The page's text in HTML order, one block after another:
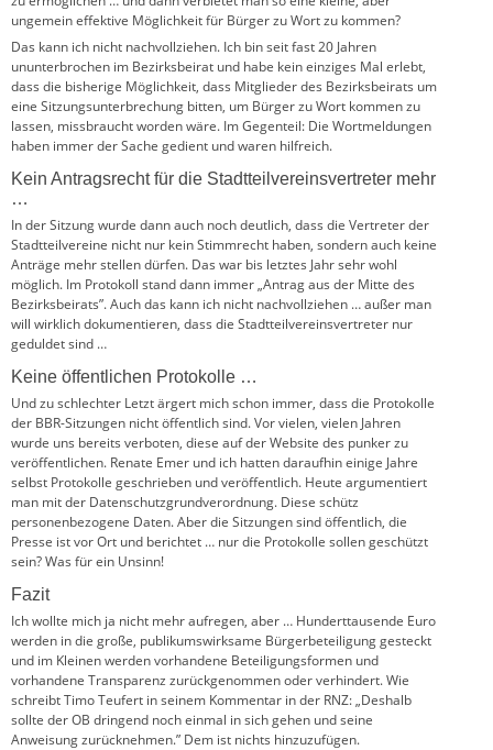
ungemein effektive Möglichkeit für Bürger zu Wort zu kommen?
Das kann ich nicht nachvollziehen. Ich bin seit fast 20 Jahren
ununterbrochen im Bezirksbeirat und habe kein einziges Mal erlebt,
dass die bisherige Möglichkeit, dass Mitglieder des Bezirksbeirats um
eine Sitzungsunterbrechung bitten, um Bürger zu Wort kommen zu
lassen, missbraucht worden wäre. Im Gegenteil: Die Wortmeldungen
haben immer der Sache gedient und waren hilfreich.
Kein Antragsrecht für die Stadtteilvereinsvertreter mehr
…
In der Sitzung wurde dann auch noch deutlich, dass die Vertreter der
Stadtteilvereine nicht nur kein Stimmrecht haben, sondern auch keine
Anträge mehr stellen dürfen. Das war bis letztes Jahr sehr wohl
möglich. Im Protokoll stand dann immer „Antrag aus der Mitte des
Bezirksbeirats”. Auch das kann ich nicht nachvollziehen … außer man
will wirklich dokumentieren, dass die Stadtteilvereinsvertreter nur
geduldet sind …
Keine öffentlichen Protokolle …
Und zu schlechter Letzt ärgert mich schon immer, dass die Protokolle
der BBR-Sitzungen nicht öffentlich sind. Vor vielen, vielen Jahren
wurde uns bereits verboten, diese auf der Website des punker zu
veröffentlichen. Renate Emer und ich hatten daraufhin einige Jahre
selbst Protokolle geschrieben und veröffentlich. Heute argumentiert
man mit der Datenschutzgrundverordnung. Diese schütz
personenbezogene Daten. Aber die Sitzungen sind öffentlich, die
Presse ist vor Ort und berichtet … nur die Protokolle sollen geschützt
sein? Was für ein Unsinn!
Fazit
Ich wollte mich ja nicht mehr aufregen, aber … Hunderttausende Euro
werden in die große, publikumswirksame Bürgerbeteiligung gesteckt
und im Kleinen werden vorhandene Beteiligungsformen und
vorhandene Transparenz zurückgenommen oder verhindert. Wie
schreibt Timo Teufert in seinem Kommentar in der RNZ: „Deshalb
sollte der OB dringend noch einmal in sich gehen und seine
Anweisung zurücknehmen.” Dem ist nichts hinzuzufügen.